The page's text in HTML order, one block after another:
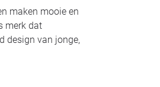
maken mooie en
merk dat
design van jonge,